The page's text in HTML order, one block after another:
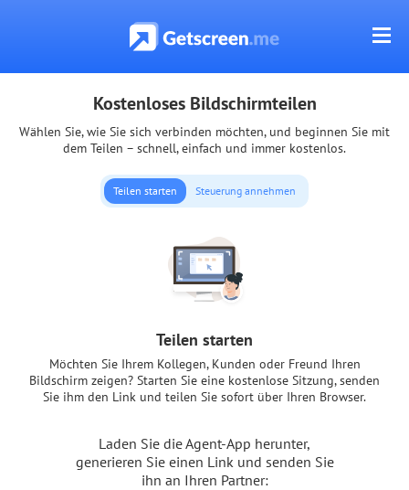
Kostenloses Bildschirmteilen
Wählen Sie, wie Sie sich verbinden möchten, und beginnen Sie mit
dem Teilen – schnell, einfach und immer kostenlos.
Teilen starten Steuerung annehmen
Teilen starten
Möchten Sie Ihrem Kollegen, Kunden oder Freund Ihren
Bildschirm zeigen? Starten Sie eine kostenlose Sitzung, senden
Sie ihm den Link und teilen Sie sofort über Ihren Browser.
Laden Sie die Agent-App herunter,
generieren Sie einen Link und senden Sie
ihn an Ihren Partner: